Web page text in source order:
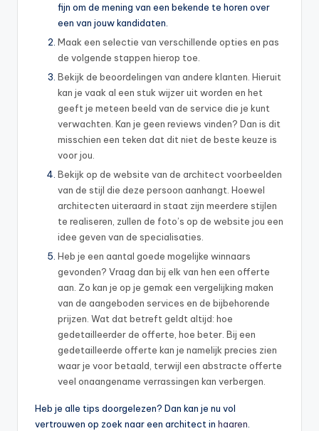
fijn om de mening van een bekende te horen over
een van jouw kandidaten.
Maak een selectie van verschillende opties en pas
de volgende stappen hierop toe.
Bekijk de beoordelingen van andere klanten. Hieruit
kan je vaak al een stuk wijzer uit worden en het
geeft je meteen beeld van de service die je kunt
verwachten. Kan je geen reviews vinden? Dan is dit
misschien een teken dat dit niet de beste keuze is
voor jou.
Bekijk op de website van de architect voorbeelden
van de stijl die deze persoon aanhangt. Hoewel
architecten uiteraard in staat zijn meerdere stijlen
te realiseren, zullen de foto’s op de website jou een
idee geven van de specialisaties.
Heb je een aantal goede mogelijke winnaars
gevonden? Vraag dan bij elk van hen een offerte
aan. Zo kan je op je gemak een vergelijking maken
van de aangeboden services en de bijbehorende
prijzen. Wat dat betreft geldt altijd: hoe
gedetailleerder de offerte, hoe beter. Bij een
gedetailleerde offerte kan je namelijk precies zien
waar je voor betaald, terwijl een abstracte offerte
veel onaangename verrassingen kan verbergen.
Heb je alle tips doorgelezen? Dan kan je nu vol
vertrouwen op zoek naar een architect in haaren.